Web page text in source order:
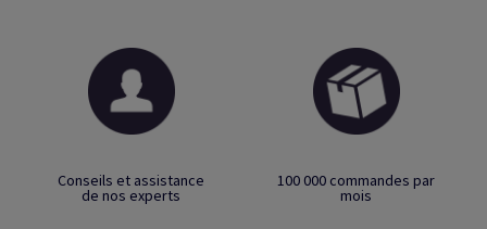
Conseils et assistance
de nos experts
100 000 commandes par
mois